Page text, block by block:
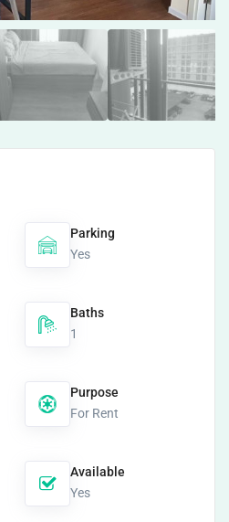
Parking
Yes
Baths
1
Purpose
For Rent
Available
Yes